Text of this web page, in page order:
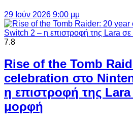
29 Ιούν 2026 9:00 μμ
7.8
Rise of the Tomb
celebration στο
η επιστροφή της
μορφή